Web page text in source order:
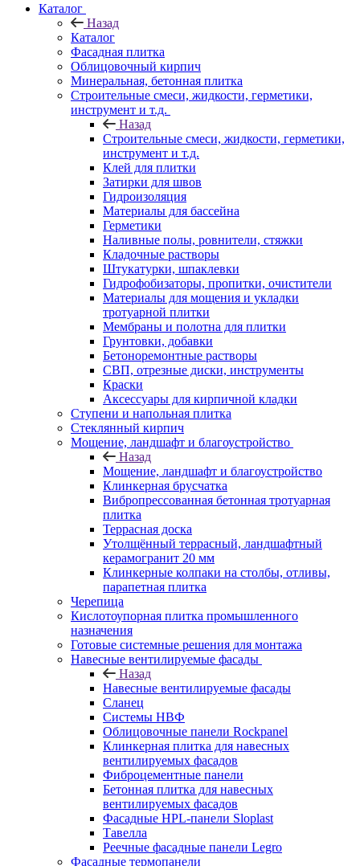
Каталог
Назад
Каталог
Фасадная плитка
Облицовочный кирпич
Минеральная, бетонная плитка
Строительные смеси, жидкости, герметики,
инструмент и т.д.
Назад
Строительные смеси, жидкости, герметики,
инструмент и т.д.
Клей для плитки
Затирки для швов
Гидроизоляция
Материалы для бассейна
Герметики
Наливные полы, ровнители, стяжки
Кладочные растворы
Штукатурки, шпаклевки
Гидрофобизаторы, пропитки, очистители
Материалы для мощения и укладки
тротуарной плитки
Мембраны и полотна для плитки
Грунтовки, добавки
Бетоноремонтные растворы
СВП, отрезные диски, инструменты
Краски
Аксессуары для кирпичной кладки
Ступени и напольная плитка
Cтеклянный кирпич
Мощение, ландшафт и благоустройство
Назад
Мощение, ландшафт и благоустройство
Клинкерная брусчатка
Вибропрессованная бетонная тротуарная
плитка
Террасная доска
Утолщённый террасный, ландшафтный
керамогранит 20 мм
Клинкерные колпаки на столбы, отливы,
парапетная плитка
Черепица
Кислотоупорная плитка промышленного
назначения
Готовые системные решения для монтажа
Навесные вентилируемые фасады
Назад
Навесные вентилируемые фасады
Сланец
Системы НВФ
Облицовочные панели Rockpanel
Клинкерная плитка для навесных
вентилируемых фасадов
Фиброцементные панели
Бетонная плитка для навесных
вентилируемых фасадов
Фасадные HPL-панели Sloplast
Тавелла
Реечные фасадные панели Legro
Фасадные термопанели